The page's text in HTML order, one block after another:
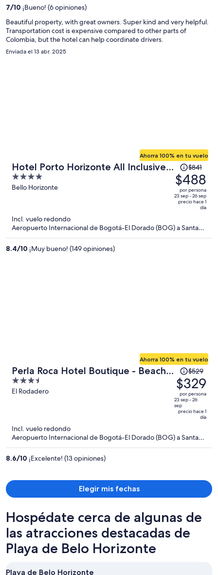
$287
por
7/10 ¡Bueno! (6 opiniones)
Beautiful property, with great owners. Super kind and very helpful.
Transportation cost is expensive compared to other parts of
Colombia, but the hotel can help coordinate drivers.
Enviada el 13 abr. 2025
Hotel Porto Horizonte All Inclusive
by oxoHotel
4
out
Bello Horizonte
Ahorra 100% en tu vuelo
El
precio
era
de
$841
ahora
es
$841
$488
por persona
23 sep - 26 sep
precio hace 1
día
Incl. vuelo redondo
Aeropuerto Internacional de Bogotá-El Dorado (BOG) a Santa
Marta (SMR)
8.4/10 ¡Muy bueno! (149 opiniones)
Perla Roca Hotel Boutique - Beach
Front
3.5
out
El Rodadero
Ahorra 100% en tu vuelo
El
precio
era
de
$529
es
de
persona
$529
$329
por persona
23 sep - 26
sep
precio hace 1
día
Incl. vuelo redondo
Aeropuerto Internacional de Bogotá-El Dorado (BOG) a Santa
Marta (SMR)
8.6/10 ¡Excelente! (13 opiniones)
Elegir mis fechas
Hospédate cerca de algunas de
las atracciones destacadas de
Playa de Belo Horizonte
Playa de Belo Horizonte